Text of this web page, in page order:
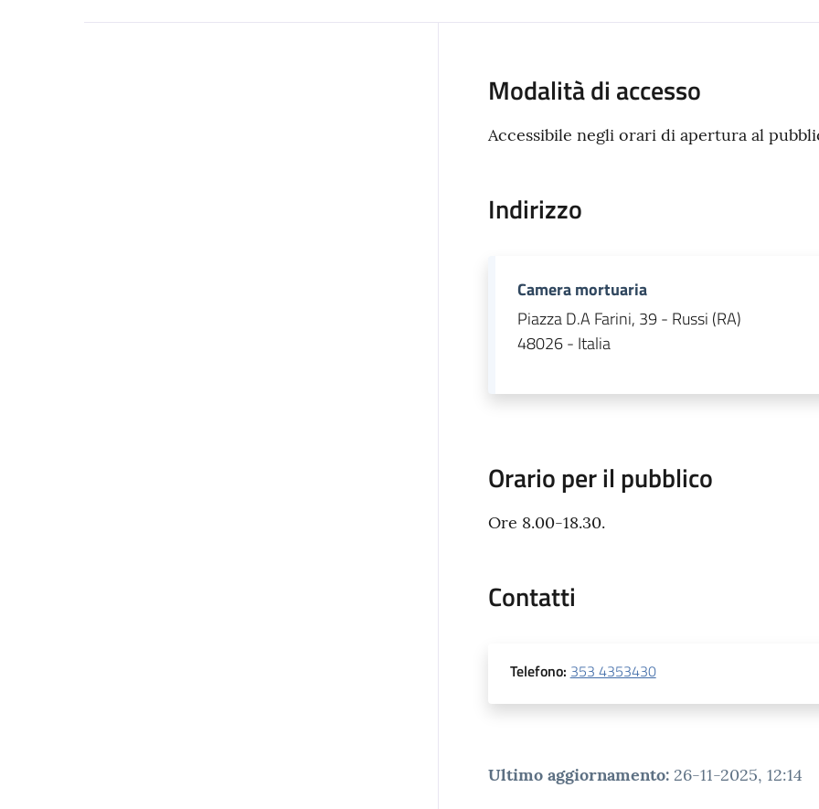
Modalità di accesso
Accessibile negli orari di apertura al
Indirizzo
Camera mortuaria
Piazza D.A Farini, 39 - Russi (RA)
48026 - Italia
Orario per il pubblico
Ore 8.00-18.30.
Contatti
Telefono: 353 4353430
Ultimo aggiornamento: 26-11-2025, 12:14